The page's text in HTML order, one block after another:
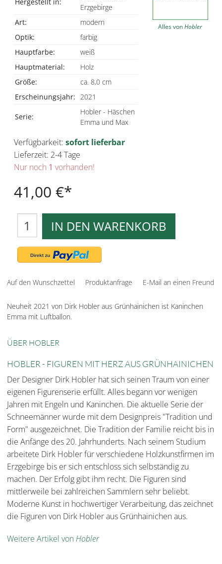
Erzgebirge
Art:
modern
Optik:
farbig
Hauptfarbe:
weiß
Hauptmaterial:
Holz
Größe:
ca. 8,0 cm
Erscheinungsjahr: 2021
Serie:
Hobler - Häschen
Emma und Max
Alles vonHobler
Verfügbarkeit: sofort lieferbar
Lieferzeit: 2-4 Tage
Nur noch 1 vorhanden!
41,00 €
IN DEN WARENKORB
Auf den Wunschzettel Produktanfrage E-Mail an einen Freund
Neuheit 2021 von Dirk Hobler aus Grünhainichen ist Kaninchen
Emma mit Luftballon.
ÜBER HOBLER
HOBLER - FIGUREN MIT HERZ AUS GRÜNHAINICHEN
Der Designer Dirk Hobler hat sich seinen Traum von einer
eigenen Figurenserie erfüllt. Alles begann vor wenigen
Jahren mit Engeln und Kaninchen. Die aktuelle Serie der
Schneemänner wurde mit dem Designpreis "Tradition und
Form" ausgezeichnet. Die Tradition der Familie reicht bis in
die Anfänge des 20. Jahrhunderts. Nach seinem Studium
arbeitete Dirk Hobler für verschiedene Holzkunstfirmen im
Erzgebirge bis er sich entschloss sich selbständig zu
machen. Der Erfolg gibt ihm recht. Die Figuren sind
mittlerweile bei zahlreichen Sammlern sehr beliebt.
Moderne Kunst in hochwertiger Verarbeitung, das zeichnet
die Figuren von Dirk Hobler aus Grünhainichen aus.
Weitere Artikel vonHobler